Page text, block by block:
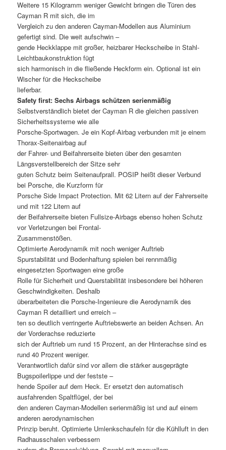
Weitere 15 Kilogramm weniger Gewicht bringen die Türen des
Cayman R mit sich, die im
Vergleich zu den anderen Cayman-Modellen aus Aluminium
gefertigt sind. Die weit aufschwin –
gende Heckklappe mit großer, heizbarer Heckscheibe in Stahl-
Leichtbaukonstruktion fügt
sich harmonisch in die fließende Heckform ein. Optional ist ein
Wischer für die Heckscheibe
lieferbar.
Safety first: Sechs Airbags schützen serienmäßig
Selbstverständlich bietet der Cayman R die gleichen passiven
Sicherheitssysteme wie alle
Porsche-Sportwagen. Je ein Kopf-Airbag verbunden mit je einem
Thorax-Seitenairbag auf
der Fahrer- und Beifahrerseite bieten über den gesamten
Längsverstellbereich der Sitze sehr
guten Schutz beim Seitenaufprall. POSIP heißt dieser Verbund
bei Porsche, die Kurzform für
Porsche Side Impact Protection. Mit 62 Litern auf der Fahrerseite
und mit 122 Litern auf
der Beifahrerseite bieten Fullsize-Airbags ebenso hohen Schutz
vor Verletzungen bei Frontal-
Zusammenstößen.
Optimierte Aerodynamik mit noch weniger Auftrieb
Spurstabilität und Bodenhaftung spielen bei rennmäßig
eingesetzten Sportwagen eine große
Rolle für Sicherheit und Querstabilität insbesondere bei höheren
Geschwindigkeiten. Deshalb
überarbeiteten die Porsche-Ingenieure die Aerodynamik des
Cayman R detailliert und erreich –
ten so deutlich verringerte Auftriebswerte an beiden Achsen. An
der Vorderachse reduzierte
sich der Auftrieb um rund 15 Prozent, an der Hinterachse sind es
rund 40 Prozent weniger.
Verantwortlich dafür sind vor allem die stärker ausgeprägte
Bugspoilerlippe und der festste –
hende Spoiler auf dem Heck. Er ersetzt den automatisch
ausfahrenden Spaltflügel, der bei
den anderen Cayman-Modellen serienmäßig ist und auf einem
anderen aerodynamischen
Prinzip beruht. Optimierte Umlenkschaufeln für die Kühlluft in den
Radhausschalen verbessern